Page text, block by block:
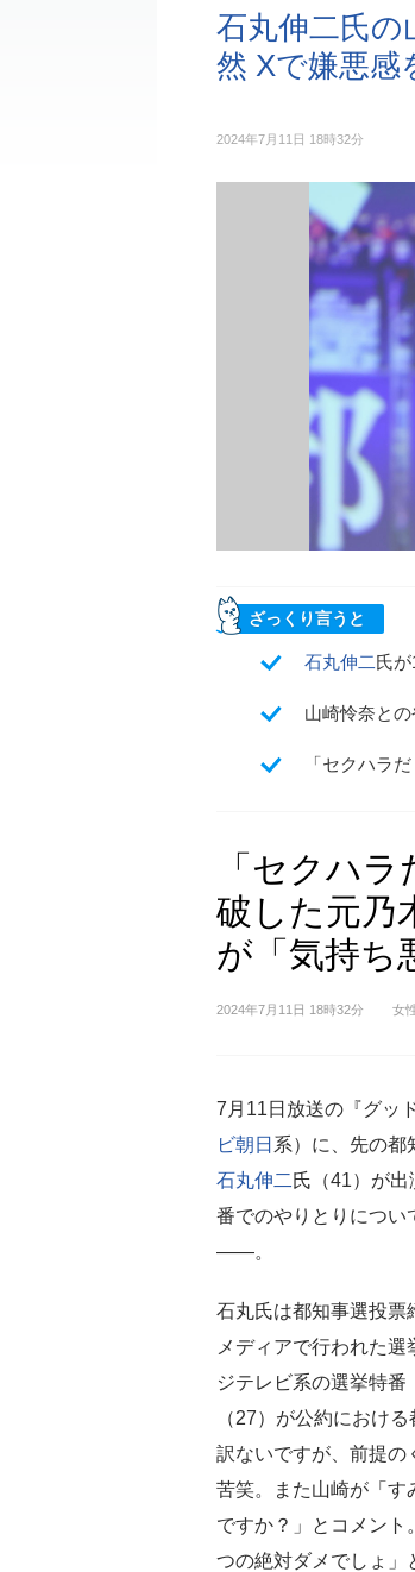
石丸伸二氏の
然 Xで嫌悪感
2024年7月11日 18時32分
ざっくり言うと
石丸伸二氏
山崎怜奈と
「セクハラ
「セクハ
破した元乃
が「気持ち
2024年7月11日 18時32分 女
7月11日放送の『グッ
ビ朝日 系）に、先の都
石丸伸二 氏（41）が
番でのやりとりについ
――。
石丸氏は都知事選投票
メディアで行われた
ジテレビ系の選挙特番
（27）が公約におけ
訳ないですが、前提の
苦笑。また山崎が「す
ですか？」とコメント
つの絶対ダメでしょ」